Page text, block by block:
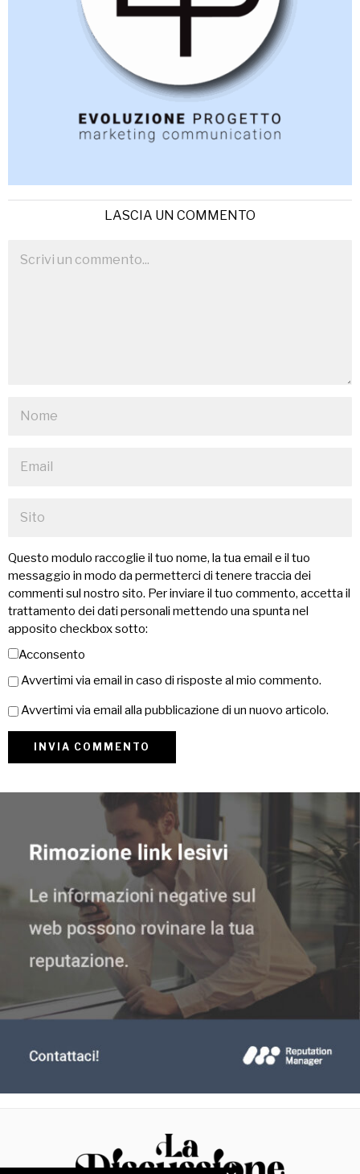
LASCIA UN COMMENTO
Questo modulo raccoglie il tuo nome, la tua email e il tuo
messaggio in modo da permetterci di tenere traccia dei
commenti sul nostro sito. Per inviare il tuo commento, accetta il
trattamento dei dati personali mettendo una spunta nel
apposito checkbox sotto:
Acconsento
Avvertimi via email in caso di risposte al mio commento.
Avvertimi via email alla pubblicazione di un nuovo articolo.